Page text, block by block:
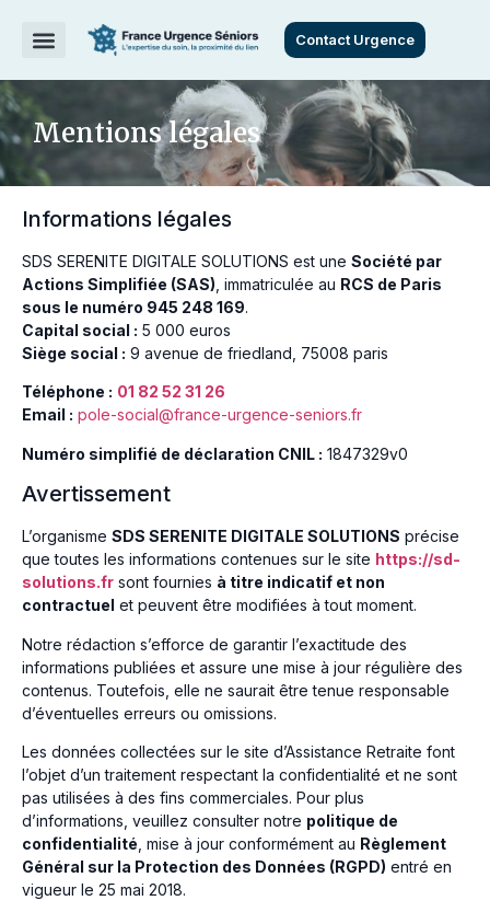
Contact Urgence
Mentions légales
Informations légales
SDS SERENITE DIGITALE SOLUTIONS est une Société par
Actions Simplifiée (SAS) , immatriculée au RCS de Paris
sous le numéro 945 248 169.
Capital social : 5 000 euros
Siège social : 9 avenue de friedland, 75008 paris
Téléphone : 01 82 52 31 26
Email : pole-social@france-urgence-seniors.fr
Numéro simplifié de déclaration CNIL : 1847329v0
Avertissement
L’organisme SDS SERENITE DIGITALE SOLUTIONS précise
que toutes les informations contenues sur le site https://sd-
solutions.fr sont fournies à titre indicatif et non
contractuel et peuvent être modifiées à tout moment.
Notre rédaction s’efforce de garantir l’exactitude des
informations publiées et assure une mise à jour régulière des
contenus. Toutefois, elle ne saurait être tenue responsable
d’éventuelles erreurs ou omissions.
Les données collectées sur le site d’Assistance Retraite font
l’objet d’un traitement respectant la confidentialité et ne sont
pas utilisées à des fins commerciales. Pour plus
d’informations, veuillez consulter notre politique de
confidentialité , mise à jour conformément au Règlement
Général sur la Protection des Données (RGPD) entré en
vigueur le 25 mai 2018.